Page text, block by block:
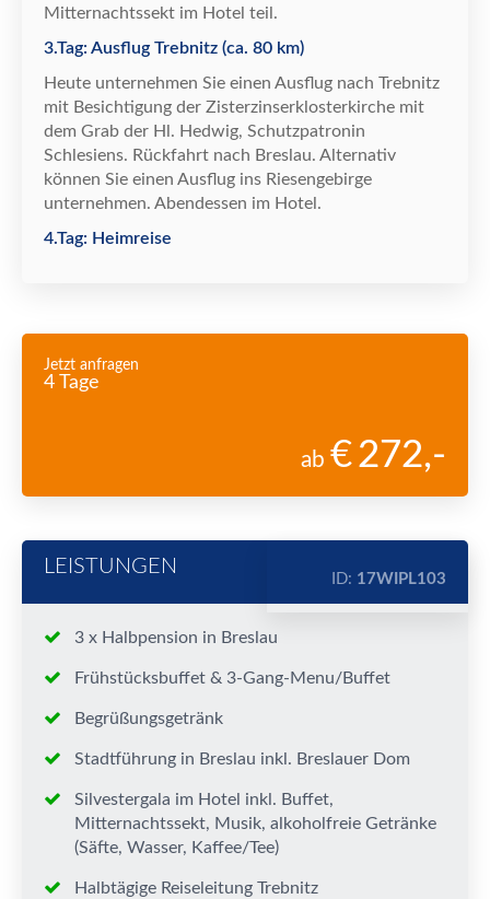
Mitternachtssekt im Hotel teil.
3.Tag: Ausflug Trebnitz (ca. 80 km)
Heute unternehmen Sie einen Ausflug nach Trebnitz
mit Besichtigung der Zisterzinserklosterkirche mit
dem Grab der Hl. Hedwig, Schutzpatronin
Schlesiens. Rückfahrt nach Breslau. Alternativ
können Sie einen Ausflug ins Riesengebirge
unternehmen. Abendessen im Hotel.
4.Tag: Heimreise
Jetzt anfragen
4 Tage
ab 272,-
LEISTUNGEN
3 x Halbpension in Breslau
Frühstücksbuffet & 3-Gang-Menu/Buffet
Begrüßungsgetränk
Stadtführung in Breslau inkl. Breslauer Dom
Silvestergala im Hotel inkl. Buffet,
Mitternachtssekt, Musik, alkoholfreie Getränke
(Säfte, Wasser, Kaffee/Tee)
Halbtägige Reiseleitung Trebnitz
ID: 17WIPL103